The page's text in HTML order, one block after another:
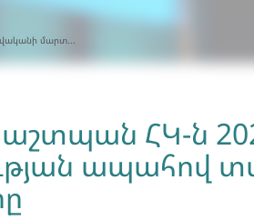
մարտ...
ՀԿ-ն
ապահով